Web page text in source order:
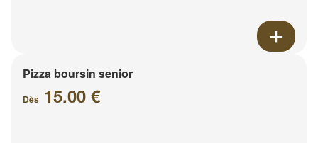
Pizza boursin senior
Dès 15.00 €